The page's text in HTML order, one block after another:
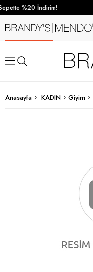
%20 İndirim!
Anasayfa KADIN Giyim